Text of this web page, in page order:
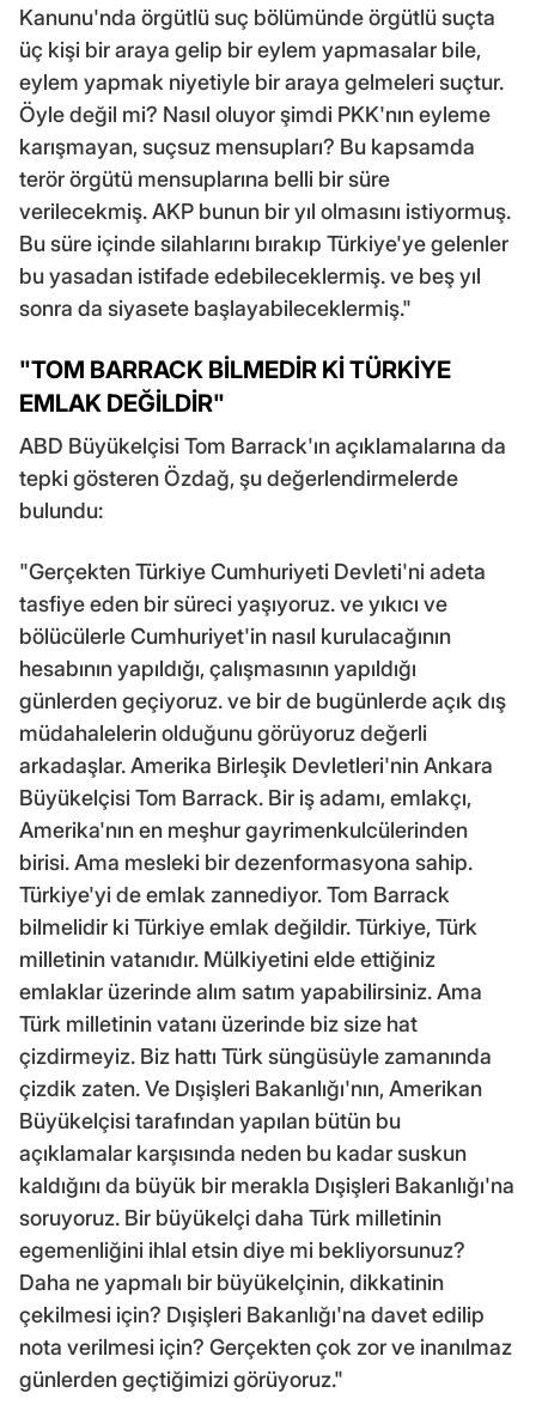
Kanunu'nda örgütlü suç bölümünde örgütlü suçta
üç kişi bir araya gelip bir eylem yapmasalar bile,
eylem yapmak niyetiyle bir araya gelmeleri suçtur.
Öyle değil mi? Nasıl oluyor şimdi PKK'nın eyleme
karışmayan, suçsuz mensupları? Bu kapsamda
terör örgütü mensuplarına belli bir süre
verilecekmiş. AKP bunun bir yıl olmasını istiyormuş.
Bu süre içinde silahlarını bırakıp Türkiye'ye gelenler
bu yasadan istifade edebileceklermiş. ve beş yıl
sonra da siyasete başlayabileceklermiş."
"TOM BARRACK BİLMEDİR Kİ TÜRKİYE
EMLAK DEĞİLDİR"
ABD Büyükelçisi Tom Barrack'ın açıklamalarına da
tepki gösteren Özdağ, şu değerlendirmelerde
bulundu:
"Gerçekten Türkiye Cumhuriyeti Devleti'ni adeta
tasfiye eden bir süreci yaşıyoruz. ve yıkıcı ve
bölücülerle Cumhuriyet'in nasıl kurulacağının
hesabının yapıldığı, çalışmasının yapıldığı
günlerden geçiyoruz. ve bir de bugünlerde açık dış
müdahalelerin olduğunu görüyoruz değerli
arkadaşlar. Amerika Birleşik Devletleri'nin Ankara
Büyükelçisi Tom Barrack. Bir iş adamı, emlakçı,
Amerika'nın en meşhur gayrimenkulcülerinden
birisi. Ama mesleki bir dezenformasyona sahip.
Türkiye'yi de emlak zannediyor. Tom Barrack
bilmelidir ki Türkiye emlak değildir. Türkiye, Türk
milletinin vatanıdır. Mülkiyetini elde ettiğiniz
emlaklar üzerinde alım satım yapabilirsiniz. Ama
Türk milletinin vatanı üzerinde biz size hat
çizdirmeyiz. Biz hattı Türk süngüsüyle zamanında
çizdik zaten. Ve Dışişleri Bakanlığı'nın, Amerikan
Büyükelçisi tarafından yapılan bütün bu
açıklamalar karşısında neden bu kadar suskun
kaldığını da büyük bir merakla Dışişleri Bakanlığı'na
soruyoruz. Bir büyükelçi daha Türk milletinin
egemenliğini ihlal etsin diye mi bekliyorsunuz?
Daha ne yapmalı bir büyükelçinin, dikkatinin
çekilmesi için? Dışişleri Bakanlığı'na davet edilip
nota verilmesi için? Gerçekten çok zor ve inanılmaz
günlerden geçtiğimizi görüyoruz."